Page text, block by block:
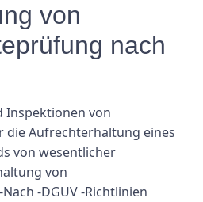
von
nach
Inspektionen von
die Aufrechterhaltung eines
von wesentlicher
von
-DGUV -Richtlinien